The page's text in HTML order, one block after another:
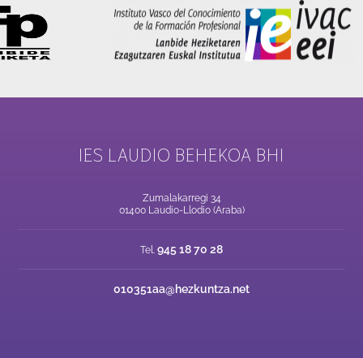
IES LAUDIO BEHEKOA BHI
Zumalakarregi 34
01400 Laudio-Llodio (Araba)
Tel. 945 18 70 28
010351aa@hezkuntza.net